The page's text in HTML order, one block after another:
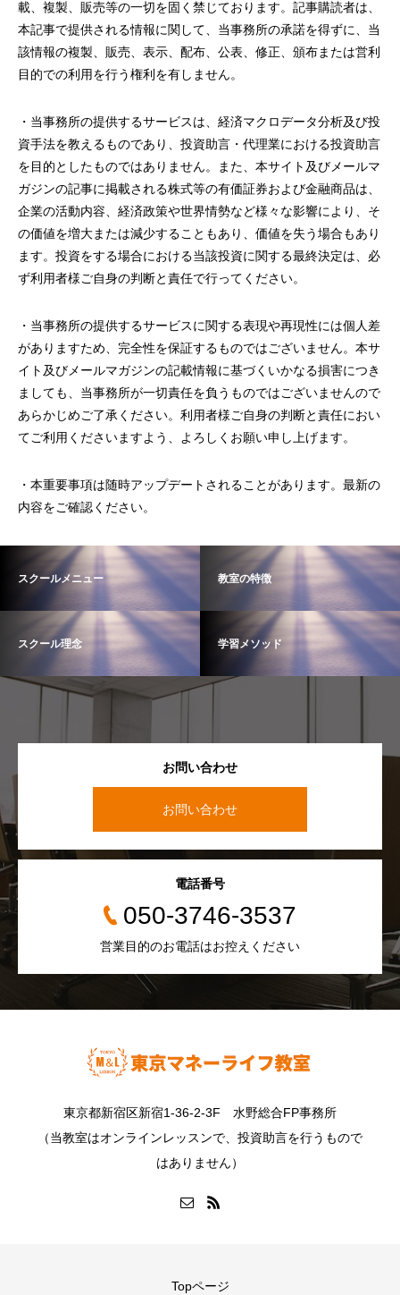
載、複製、販売等の一切を固く禁じております。記事購読者は、
本記事で提供される情報に関して、当事務所の承諾を得ずに、当
該情報の複製、販売、表示、配布、公表、修正、頒布または営利
目的での利用を行う権利を有しません。
・当事務所の提供するサービスは、経済マクロデータ分析及び投
資手法を教えるものであり、投資助言・代理業における投資助言
を目的としたものではありません。また、本サイト及びメールマ
ガジンの記事に掲載される株式等の有価証券および金融商品は、
企業の活動内容、経済政策や世界情勢など様々な影響により、そ
の価値を増大または減少することもあり、価値を失う場合もあり
ます。投資をする場合における当該投資に関する最終決定は、必
ず利用者様ご自身の判断と責任で行ってください。
・当事務所の提供するサービスに関する表現や再現性には個人差
がありますため、完全性を保証するものではございません。本サ
イト及びメールマガジンの記載情報に基づくいかなる損害につき
ましても、当事務所が一切責任を負うものではございませんので
あらかじめご了承ください。利用者様ご自身の判断と責任におい
てご利用くださいますよう、よろしくお願い申し上げます。
・本重要事項は随時アップデートされることがあります。最新の
内容をご確認ください。
スクールメニュー 教室の特徴
スクール理念 学習メソッド
お問い合わせ
お問い合わせ
電話番号
050-3746-3537
営業目的のお電話はお控えください
東京都新宿区新宿1-36-2-3F 水野総合FP事務所
（当教室はオンラインレッスンで、投資助言を行うもので
はありません）
Topページ